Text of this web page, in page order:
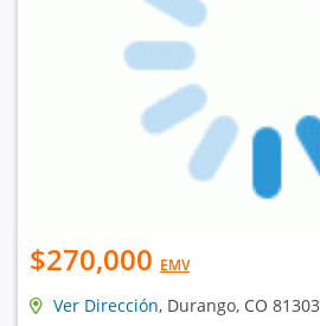
$270,000 EMV
Ver Dirección, Durango, CO 81303